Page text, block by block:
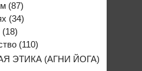
(87)
(34)
(18)
(110)
ЭТИКА (АГНИ ЙОГА)